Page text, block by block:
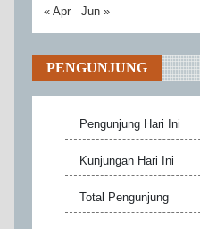
« Apr Jun »
PENGUNJUNG
Pengunjung Hari Ini
Kunjungan Hari Ini
Total Pengunjung